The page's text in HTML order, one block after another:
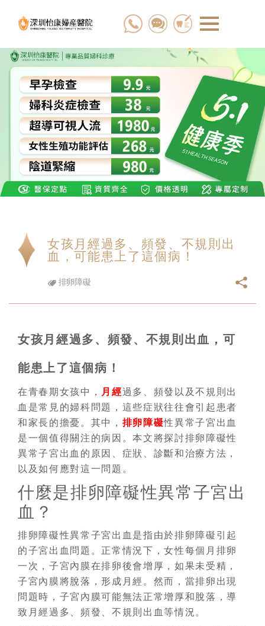
女孩月經過多、頻發、不規則出
血，可能患上了這個病！
排卵障礙
女孩月經過多、頻發、不規則出血，可
能患上了這個病！
在青春期女孩中， 月經過多、頻發以及不規則出
血是常見的婦科問題，這些症狀往往會引起患者
和家長的擔憂。其中， 排卵障礙性異常子宮出血
是一個值得關注的病因。本文將探討排卵障礙性
異常子宮出血的原因、症狀、診斷和治療方法，
以及如何應對這一問題。
什麼是排卵障礙性異常子宮出
血？
排卵障礙性異常子宮出血是指由於排卵障礙引起
的子宮出血問題。正常情況下，女性每個月排卵
一次，子宮內膜在排卵後會增厚，如果未受精，
子宮內膜將脫落，形成月經。然而，當排卵出現
問題時，子宮內膜可能無法正常增厚和脫落，導
致月經過多、頻發、不規則出血等情況。